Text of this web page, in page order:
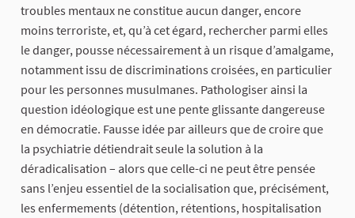
troubles mentaux ne constitue aucun danger, encore
moins terroriste, et, qu’à cet égard, rechercher parmi elles
le danger, pousse nécessairement à un risque d’amalgame,
notamment issu de discriminations croisées, en particulier
pour les personnes musulmanes. Pathologiser ainsi la
question idéologique est une pente glissante dangereuse
en démocratie. Fausse idée par ailleurs que de croire que
la psychiatrie détiendrait seule la solution à la
déradicalisation – alors que celle-ci ne peut être pensée
sans l’enjeu essentiel de la socialisation que, précisément,
les enfermements (détention, rétentions, hospitalisation